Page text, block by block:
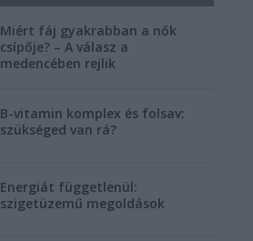
Miért fáj gyakrabban a nők
csípője? – A válasz a
medencében rejlik
B-vitamin komplex és folsav:
szükséged van rá?
Energiát függetlenül:
szigetüzemű megoldások